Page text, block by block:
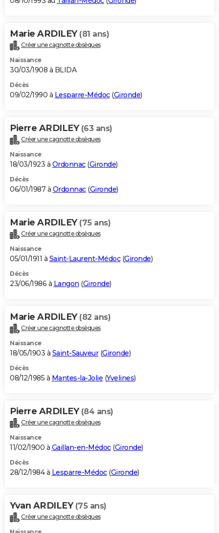
Marie ARDILEY (81 ans)
Créer une cagnotte obsèques
Naissance
30/03/1908 à BLIDA
Décès
09/02/1990 à Lesparre-Médoc(Gironde)
Pierre ARDILEY (63 ans)
Créer une cagnotte obsèques
Naissance
18/03/1923 à Ordonnac(Gironde)
Décès
06/01/1987 à Ordonnac(Gironde)
Marie ARDILEY (75 ans)
Créer une cagnotte obsèques
Naissance
05/01/1911 à Saint-Laurent-Médoc(Gironde)
Décès
23/06/1986 à Langon (Gironde)
Marie ARDILEY (82 ans)
Créer une cagnotte obsèques
Naissance
18/05/1903 à Saint-Sauveur(Gironde)
Décès
08/12/1985 à Mantes-la-Jolie (Yvelines)
Pierre ARDILEY (84 ans)
Créer une cagnotte obsèques
Naissance
11/02/1900 à Gaillan-en-Médoc(Gironde)
Décès
28/12/1984 à Lesparre-Médoc(Gironde)
Yvan ARDILEY (75 ans)
Créer une cagnotte obsèques